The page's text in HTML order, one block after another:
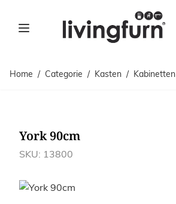
Home / Categorie / Kasten / Kabinetten
York 90cm
SKU: 13800
Afbeeldingen